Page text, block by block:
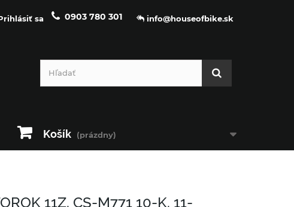
info@houseofbike.sk
0903 780 301
sa
Košík (prázdny)
11Z. CS-M771 10-K. 11-